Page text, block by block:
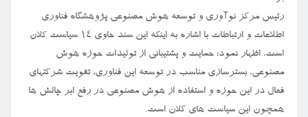
رئیس مرکز نوآوری و توسعه هوش مصنوعی پژوهشگاه فناوری
اطلاعات و ارتباطات با اشاره به اینکه این سند حاوی ۱۴ سیاست کلان
است، اظهار نمود: حمایت و پشتیبانی از تولیدات حوزه هوش
مصنوعی، بسترسازی مناسب در توسعه این فناوری، تقویت شرکتهای
فعال در این حوزه و استفاده از هوش مصنوعی در رفع ابر چالش ها
همچون این سیاست های کلان است.